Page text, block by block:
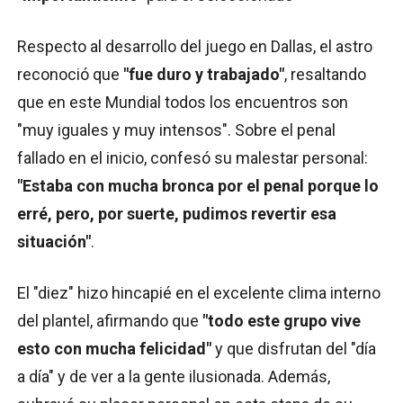
Respecto al desarrollo del juego en Dallas, el astro
reconoció que "fue duro y trabajado", resaltando
que en este Mundial todos los encuentros son
"muy iguales y muy intensos". Sobre el penal
fallado en el inicio, confesó su malestar personal:
"Estaba con mucha bronca por el penal porque lo
erré, pero, por suerte, pudimos revertir esa
situación".
El "diez" hizo hincapié en el excelente clima interno
del plantel, afirmando que "todo este grupo vive
esto con mucha felicidad"y que disfrutan del "día
a día" y de ver a la gente ilusionada. Además,